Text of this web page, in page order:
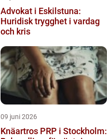
Advokat i Eskilstuna:
Huridisk trygghet i vardag
och kris
09 juni 2026
Knäartros PRP i Stockholm: